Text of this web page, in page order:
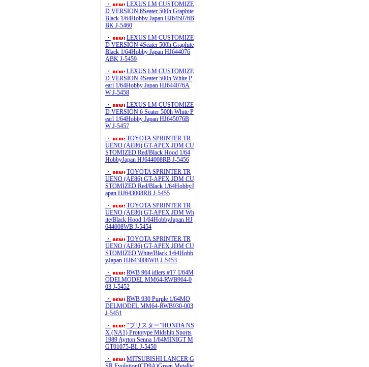
・
LEXUS LM CUSTOMIZE
D VERSION 6Seater 500h Graphite
Black 1/64Hobby Japan HJ645076B
BK J-5460
・
LEXUS LM CUSTOMIZE
D VERSION 4Seater 500h Graphite
Black 1/64Hobby Japan HJ644076
ABK J-5459
・
LEXUS LM CUSTOMIZE
D VERSION 4Seater 500h White P
earl 1/64Hobby Japan HJ644076A
W J-5458
・
LEXUS LM CUSTOMIZE
D VERSION 6 Seater 500h White P
earl 1/64Hobby Japan HJ645076B
W J-5457
・
TOYOTA SPRINTER TR
UENO (AE86) GT-APEX JDM CU
STOMIZED Red/Black Hood 1/64
HobbyJapan HJ644008RB J-5456
・
TOYOTA SPRINTER TR
UENO (AE86) GT-APEX JDM CU
STOMIZED Red/Black 1/64HobbyJ
apan HJ643008RB J-5455
・
TOYOTA SPRINTER TR
UENO (AE86) GT-APEX JDM Wh
ite/Black Hood 1/64HobbyJapan HJ
644008WB J-5454
・
TOYOTA SPRINTER TR
UENO (AE86) GT-APEX JDM CU
STOMIZED White/Black 1/64Hobb
yJapan HJ643008WB J-5453
・
RWB 964 idlers #17 1/64M
ODELMODEL MM64-RWB964-0
03 J-5452
・
RWB 930 Purple 1/64MO
DELMODEL MM64-RWB930-003
J-5451
・
“ブリスター”HONDA NS
X (NA1) Prototype Midship Sports
1989 Ayrton Senna 1/64MINIGT M
GT01075-BL J-5450
・
MITSUBISHI LANCER G